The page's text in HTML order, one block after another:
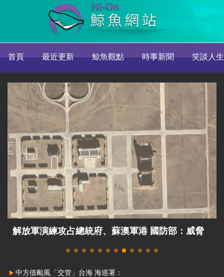
首頁 最近更新 鯨魚觀點 時事新聞 笑談人生
解放軍演練攻占總統府、蘇澳軍港 國防部：威脅
中方借颱風「交管」台海 海巡署：